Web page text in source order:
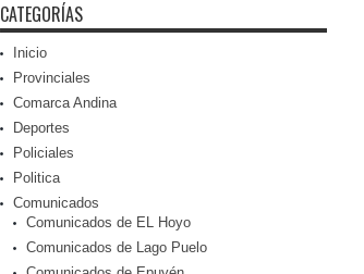
CATEGORÍAS
Inicio
Provinciales
Comarca Andina
Deportes
Policiales
Politica
Comunicados
Comunicados de EL Hoyo
Comunicados de Lago Puelo